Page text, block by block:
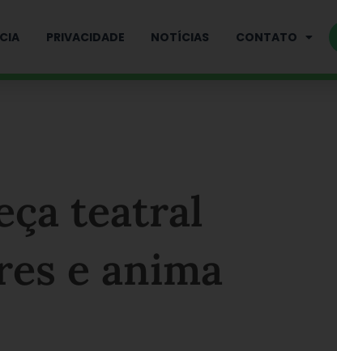
PRIVACIDADE NOTÍCIAS CONTATO
teatral
e anima